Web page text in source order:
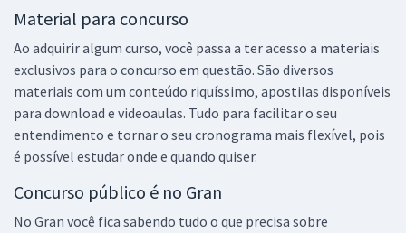
Material para concurso
Ao adquirir algum curso, você passa a ter acesso a materiais
exclusivos para o concurso em questão. São diversos
materiais com um conteúdo riquíssimo, apostilas disponíveis
para download e videoaulas. Tudo para facilitar o seu
entendimento e tornar o seu cronograma mais flexível, pois
é possível estudar onde e quando quiser.
Concurso público é no Gran
No Gran você fica sabendo tudo o que precisa sobre